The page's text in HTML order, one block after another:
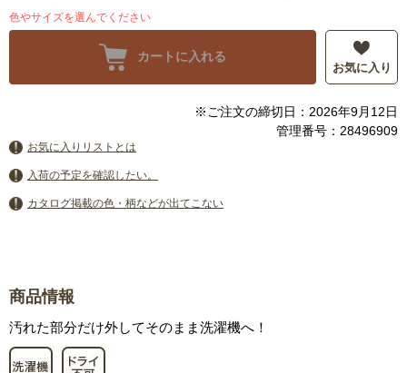
色やサイズを選んでください
カートに入れる
お気に入り
※ご注文の締切日：2026年9月12日
管理番号：28496909
お気に入りリストとは
入荷の予定を確認したい。
カタログ掲載の色・柄などが出てこない
商品情報
汚れた部分だけ外してそのまま洗濯機へ！